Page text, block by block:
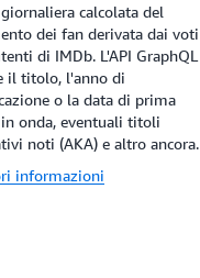
calcolata del
dei fan derivata dai voti
di IMDb. L'API GraphQL
il titolo, l'anno di
o la data di prima
in onda, eventuali titoli
noti (AKA) e altro ancora.
informazioni